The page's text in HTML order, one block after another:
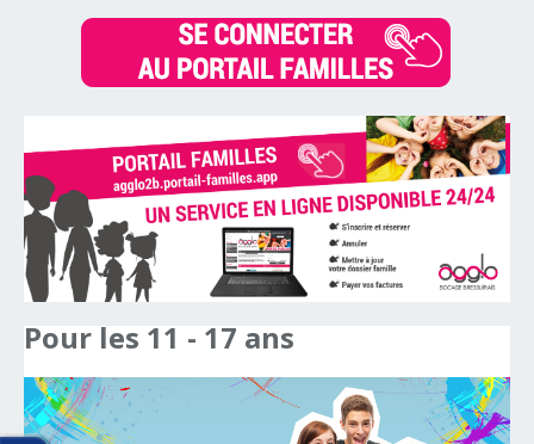
Pour les 11 - 17 ans